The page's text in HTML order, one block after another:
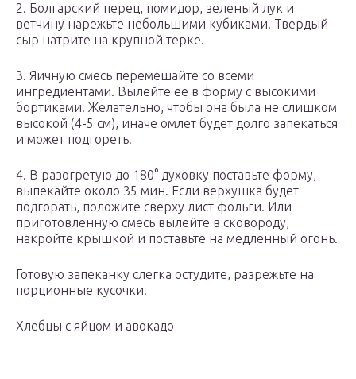
2. Болгарский перец, помидор, зеленый лук и
ветчину нарежьте небольшими кубиками. Твердый
сыр натрите на крупной терке.
3. Яичную смесь перемешайте со всеми
ингредиентами. Вылейте ее в форму с высокими
бортиками. Желательно, чтобы она была не слишком
высокой (4-5 см), иначе омлет будет долго запекаться
и может подгореть.
4. В разогретую до 180° духовку поставьте форму,
выпекайте около 35 мин. Если верхушка будет
подгорать, положите сверху лист фольги. Или
приготовленную смесь вылейте в сковороду,
накройте крышкой и поставьте на медленный огонь.
Готовую запеканку слегка остудите, разрежьте на
порционные кусочки.
Хлебцы с яйцом и авокадо